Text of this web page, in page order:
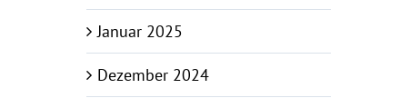
Januar 2025
Dezember 2024